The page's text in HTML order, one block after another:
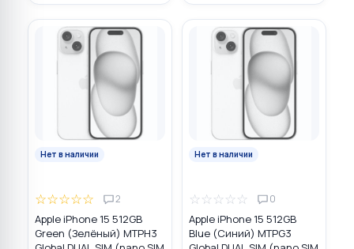
Нет в наличии
☆☆☆☆☆ 2
Apple iPhone 15 512GB
Green (Зелёный) MTPH3
Нет в наличии
☆☆☆☆☆ 0
Apple iPhone 15 512GB
Blue (Синий) MTPG3